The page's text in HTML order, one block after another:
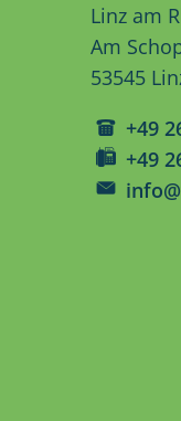
Linz am
Am
53545
+49
+49